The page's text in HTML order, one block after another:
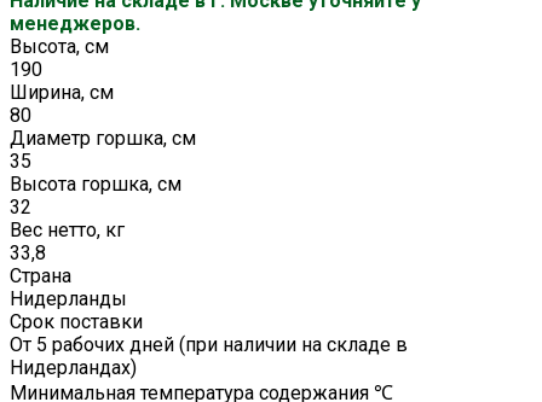
менеджеров.
Высота, см
190
Ширина, см
80
Диаметр горшка, см
35
Высота горшка, см
32
Вес нетто, кг
33,8
Страна
Нидерланды
Срок поставки
От 5 рабочих дней (при наличии на складе в
Нидерландах)
Минимальная температура содержания ℃